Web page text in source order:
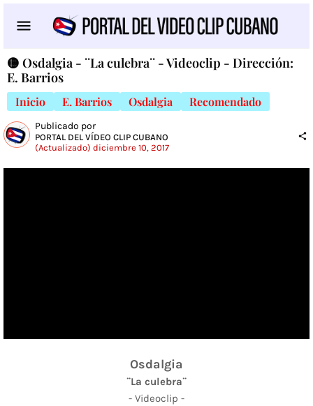
🟡 Osdalgia - ¨La culebra¨ - Videoclip - Dirección:
E. Barrios
Inicio E. Barrios Osdalgia Recomendado
Publicado por
PORTAL DEL VÍDEO CLIP CUBANO
(Actualizado) diciembre 10, 2017
Osdalgia
¨La culebra¨
- Videoclip -